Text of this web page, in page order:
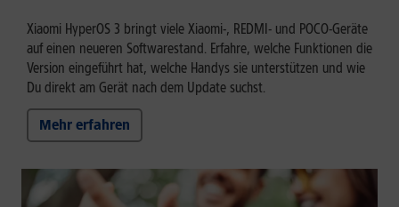
Xiaomi HyperOS 3 bringt viele Xiaomi-, REDMI- und POCO-Geräte
auf einen neueren Softwarestand. Erfahre, welche Funktionen die
Version eingeführt hat, welche Handys sie unterstützen und wie
Du direkt am Gerät nach dem Update suchst.
Mehr erfahren